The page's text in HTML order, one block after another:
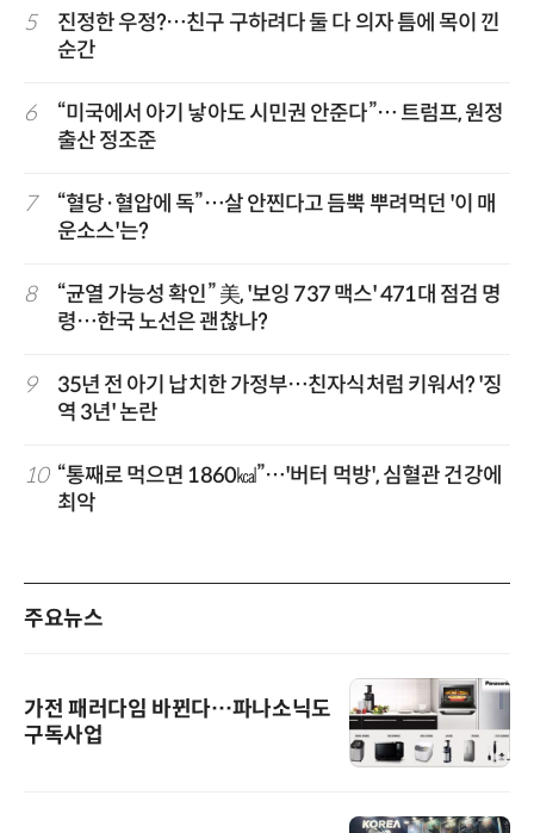
5
진정한 우정?…친구 구하려다 둘 다 의자 틈에 목이 낀
순간
6
“미국에서 아기 낳아도 시민권 안준다”… 트럼프, 원정
출산 정조준
7
“혈당·혈압에 독”…살 안찐다고 듬뿍 뿌려먹던 '이 매
운소스'는?
8
“균열 가능성 확인” 美, '보잉 737 맥스' 471대 점검 명
령…한국 노선은 괜찮나?
9
35년 전 아기 납치한 가정부…친자식처럼 키워서? '징
역 3년' 논란
10 “통째로 먹으면 1860㎉”…'버터 먹방', 심혈관 건강에
최악
주요뉴스
가전 패러다임 바뀐다…파나소닉도
구독사업